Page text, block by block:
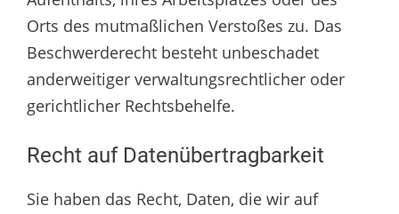
Orts des mutmaßlichen Verstoßes zu. Das
Beschwerderecht besteht unbeschadet
anderweitiger verwaltungsrechtlicher oder
gerichtlicher Rechtsbehelfe.
Recht auf Datenübertragbarkeit
Sie haben das Recht, Daten, die wir auf